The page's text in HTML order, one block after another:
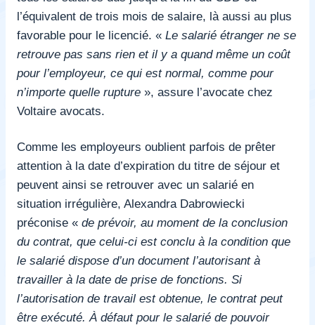
l’équivalent de trois mois de salaire, là aussi au plus
favorable pour le licencié. « Le salarié étranger ne se
retrouve pas sans rien et il y a quand même un coût
pour l’employeur, ce qui est normal, comme pour
n’importe quelle rupture », assure l’avocate chez
Voltaire avocats.
Comme les employeurs oublient parfois de prêter
attention à la date d’expiration du titre de séjour et
peuvent ainsi se retrouver avec un salarié en
situation irrégulière, Alexandra Dabrowiecki
préconise « de prévoir, au moment de la conclusion
du contrat, que celui-ci est conclu à la condition que
le salarié dispose d’un document l’autorisant à
travailler à la date de prise de fonctions. Si
l’autorisation de travail est obtenue, le contrat peut
être exécuté. À défaut pour le salarié de pouvoir